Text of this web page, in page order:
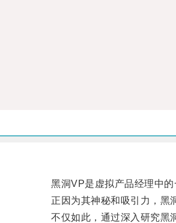
黑洞VP是虚拟产品经理中的
正因为其神秘和吸引力，黑洞
不仅如此，通过深入研究黑洞